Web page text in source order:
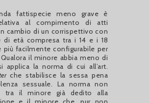
fattispecie meno grave è
al compimento di atti
cambio di un corrispettivo con
di età compresa tra i 14 e i 18
più facilmente configurabile per
il minore abbia meno di
applica la norma di cui all’art.
che stabilisce la sessa pena
sessuale. La norma non
tra il minore già dedito alla